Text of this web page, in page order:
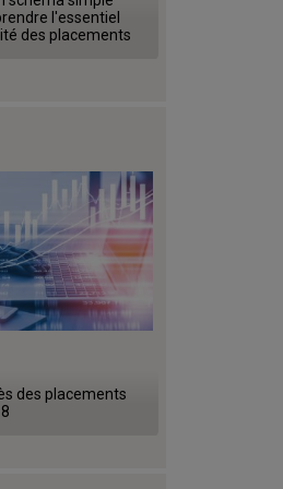
l'essentiel
des placements
des placements